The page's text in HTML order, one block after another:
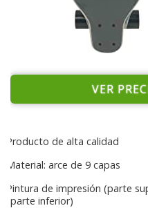
VER
Producto de alta calidad
Material: arce de 9 capas
Pintura de impresión (parte
parte inferior)